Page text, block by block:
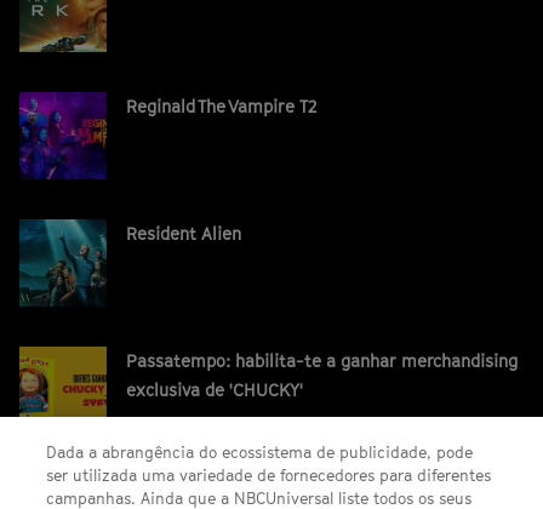
Reginald The Vampire T2
Resident Alien
Passatempo: habilita-te a ganhar merchandising
exclusiva de 'CHUCKY'
Dada a abrangência do ecossistema de publicidade, pode
ser utilizada uma variedade de fornecedores para diferentes
campanhas. Ainda que a NBCUniversal liste todos os seus